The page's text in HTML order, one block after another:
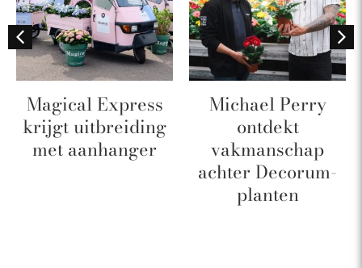
Magical Express
krijgt uitbreiding
met aanhanger
Michael Perry
ontdekt
vakmanschap
achter Decorum-
planten